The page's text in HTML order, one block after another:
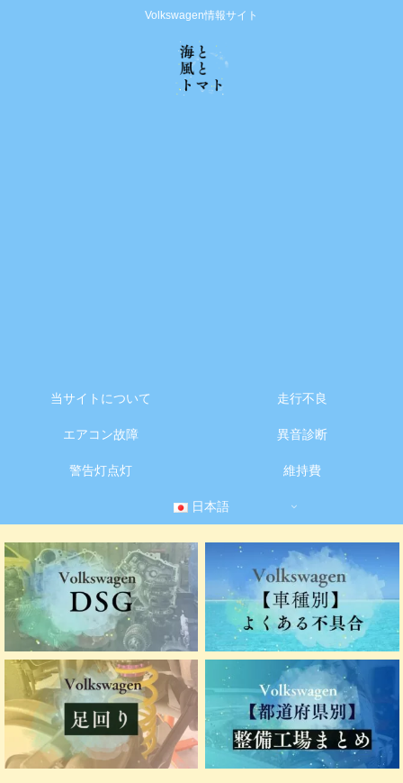
Volkswagen情報サイト
当サイトについて 走行不良
エアコン故障 異音診断
警告灯点灯 維持費
日本語